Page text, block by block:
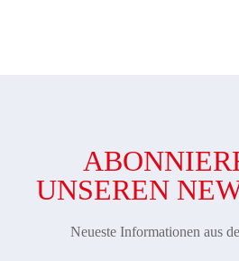
UNSEREN
Neueste Informationen aus